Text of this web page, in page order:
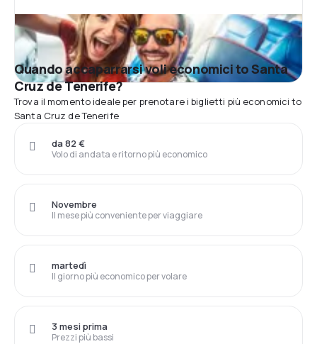
Quando accaparrarsi voli economici to Santa
Cruz de Tenerife?
Trova il momento ideale per prenotare i biglietti più economici to
Santa Cruz de Tenerife
Volo di andata e ritorno più economico
da 82 €
Il mese più conveniente per viaggiare
Novembre
Il giorno più economico per volare
martedì
Prezzi più bassi
3 mesi prima